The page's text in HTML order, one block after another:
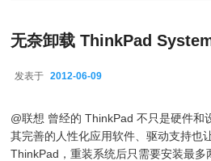
无奈卸载 ThinkPad
发表于 2012-06-09
@联想 曾经的 ThinkPad 不只是硬件和
其完善的人性化应用软件、驱动支持也
ThinkPad，重装系统后只需要安装最